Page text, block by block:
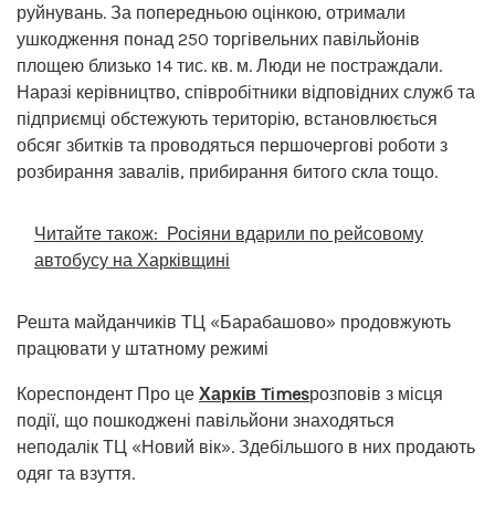
руйнувань. За попередньою оцінкою, отримали
ушкодження понад 250 торгівельних павільйонів
площею близько 14 тис. кв. м. Люди не постраждали.
Наразі керівництво, співробітники відповідних служб та
підприємці обстежують територію, встановлюється
обсяг збитків та проводяться першочергові роботи з
розбирання завалів, прибирання битого скла тощо.
Читайте також: Росіяни вдарили по рейсовому
автобусу на Харківщині
Решта майданчиків ТЦ «Барабашово» продовжують
працювати у штатному режимі
Кореспондент Про це Харків Timesрозповів з місця
події, що пошкоджені павільйони знаходяться
неподалік ТЦ «Новий вік». Здебільшого в них продають
одяг та взуття.